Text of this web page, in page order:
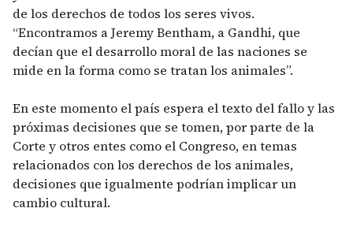
de los derechos de todos los seres vivos.
“Encontramos a Jeremy Bentham, a Gandhi, que
decían que el desarrollo moral de las naciones se
mide en la forma como se tratan los animales”.
En este momento el país espera el texto del fallo y las
próximas decisiones que se tomen, por parte de la
Corte y otros entes como el Congreso, en temas
relacionados con los derechos de los animales,
decisiones que igualmente podrían implicar un
cambio cultural.